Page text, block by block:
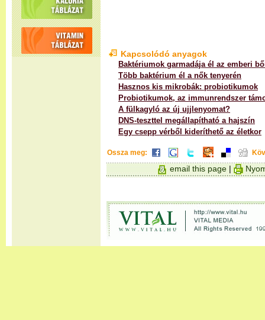
Kapcsolódó anyagok
Baktériumok garmadája él az emberi
Több baktérium él a nők tenyerén
Hasznos kis mikrobák: probiotikumok
Probiotikumok, az immunrendszer
A fülkagyló az új ujjlenyomat?
DNS-teszttel megállapítható a hajszín
Egy csepp vérből kideríthető az életkor
Ossza meg:
email this page |